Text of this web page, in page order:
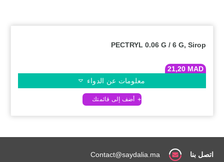
PECTRYL 0.06 G / 6 G, Sirop
21,20 MAD
معلومات عن الدواء
اتصل بنا Contact@saydalia.ma